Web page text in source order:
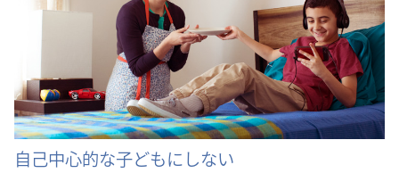
自己中心的な子どもにしない